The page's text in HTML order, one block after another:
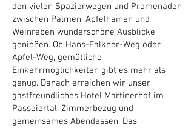
den vielen Spazierwegen und Promenaden
zwischen Palmen, Apfelhainen und
Weinreben wunderschöne Ausblicke
genießen. Ob Hans-Falkner-Weg oder
Apfel-Weg, gemütliche
Einkehrmöglichkeiten gibt es mehr als
genug. Danach erreichen wir unser
gastfreundliches Hotel Martinerhof im
Passeiertal. Zimmerbezug und
gemeinsames Abendessen. Das